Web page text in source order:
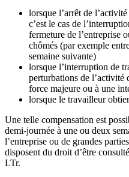
lorsque l’arrêt de
c’est le cas de
fermeture de l’entreprise
chômés (par exemple
semaine suivante)
lorsque l’interruption de
perturbations de l’activité
force majeure ou à une
lorsque le travailleur
Une telle compensation est
demi-journée à une ou deux
l’entreprise ou de grandes
disposent du droit d’être
LTr.